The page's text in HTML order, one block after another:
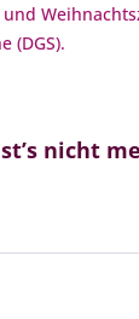
(DGS).
nicht